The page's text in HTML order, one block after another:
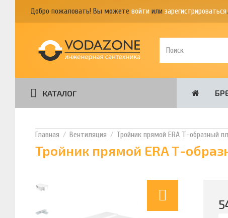
Добро пожаловать! Вы можете войти или зарегистрироваться.
КАТАЛОГ
Вентиляция Тройник прямой ERA Т-образный
Тройник прямой ERA Т-